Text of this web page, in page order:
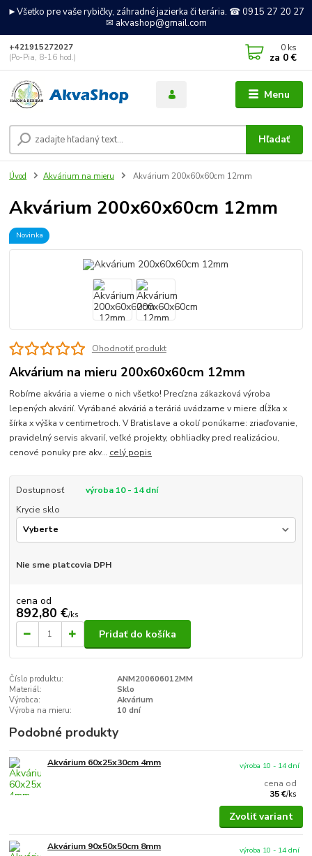
►Všetko pre vaše rybičky, záhradné jazierka či terária. ☎ 0915 27 20 27
✉ akvashop@gmail.com
Menu
Hľadať
+421915272027
(Po-Pia, 8-16 hod.)
0 ks
za 0 €
Úvod Akvárium na mieru Akvárium 200x60x60cm 12mm
Akvárium 200x60x60cm 12mm
Novinka
Ohodnotiť produkt
Akvárium na mieru 200x60x60cm 12mm
Robíme akvária a vieme o nich všetko! Precízna zákazková výroba
lepených akvárií. Vyrábané akváriá a teráriá uvádzame v miere dĺžka x
šírka x výška v centimetroch. V Bratislave a okolí ponúkame: zriaďovanie,
pravidelný servis akvarií, veľké projekty, obhliadky pred realizáciou,
cenové ponuky pre akv... celý popis
Dostupnosť
výroba 10 - 14 dní
Krycie sklo
Nie sme platcovia DPH
cena od
892,80 €/ks
Pridať do košíka
Číslo produktu:
ANM200606012MM
Materiál:
Sklo
Výrobca:
Akvárium
Výroba na mieru:
10 dní
Podobné produkty
Akvárium 60x25x30cm 4mm
cena od
35 €/ks
výroba 10 - 14 dní
Zvoliť variant
Akvárium 90x50x50cm 8mm
výroba 10 - 14 dní